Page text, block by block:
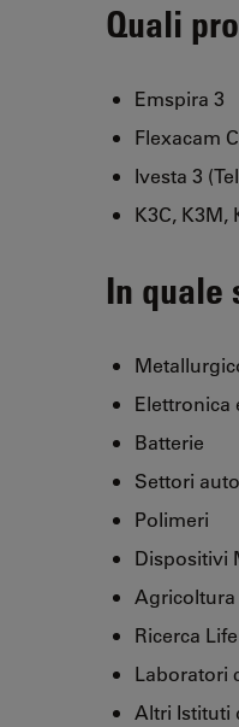
Quali
Emspira 3
Flexacam
Ivesta 3
K3C, K3M,
In quale
Elettronica
Batterie
Settori
Polimeri
Dispositivi
Agricoltura
Ricerca
Laboratori
Altri Istituti